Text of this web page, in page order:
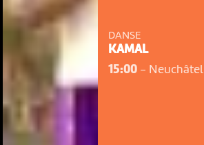
DANSE
KAMAL
15:00- Neuchâtel